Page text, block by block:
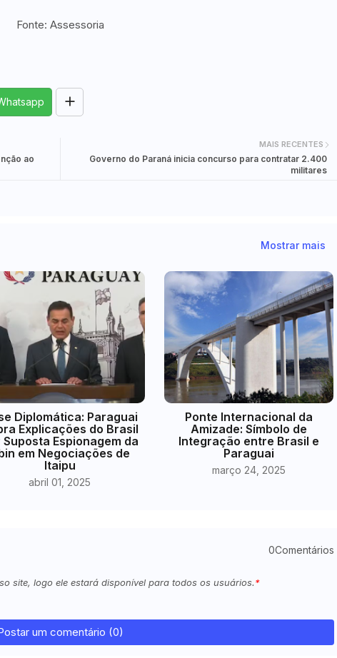
Fonte: Assessoria
MAIS RECENTES
Governo do Paraná inicia concurso para contratar 2.400
militares
ao
Mostrar mais
Diplomática: Paraguai
Explicações do Brasil
Suposta Espionagem da
em Negociações de
Itaipu
abril 01, 2025
Ponte Internacional da
Amizade: Símbolo de
Integração entre Brasil e
Paraguai
março 24, 2025
0Comentários
site, logo ele estará disponível para todos os usuários.
um comentário (0)